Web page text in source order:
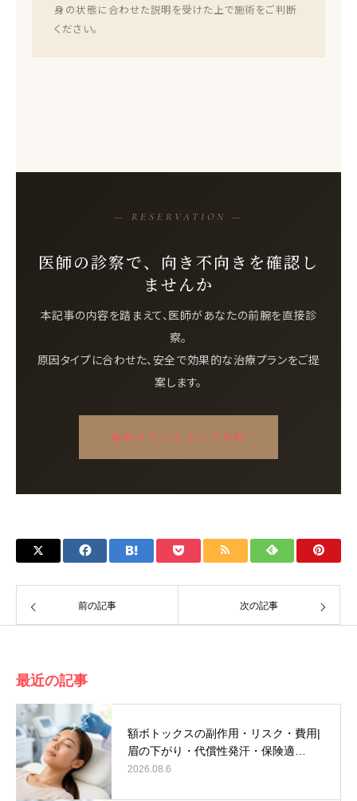
身の状態に合わせた説明を受けた上で施術をご判断
ください。
— RESERVATION —
医師の診察で、向き不向きを確認し
ませんか
本記事の内容を踏まえて、医師があなたの前腕を直接診
察。
原因タイプに合わせた、安全で効果的な治療プランをご提
案します。
無料カウンセリング予約
前の記事 次の記事
最近の記事
額ボトックスの副作用・リスク・費用|
眉の下がり・代償性発汗・保険適…
2026.08.6